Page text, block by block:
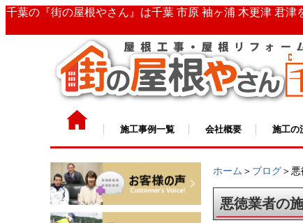
千葉の『街の屋根やさん』は千葉 市原 袖ヶ浦 木更津 君
施工事例一覧 会社概要 施工の
ホーム ＞ ブログ ＞
悪徳業者の